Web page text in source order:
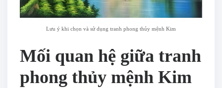
Lưu ý khi chọn và sử dụng tranh phong thủy mệnh Kim
Mối quan hệ giữa tranh
phong thủy mệnh Kim